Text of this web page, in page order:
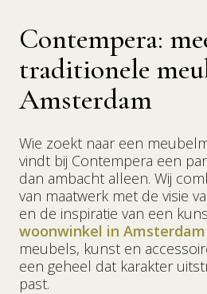
Contempera:
traditionele
Amsterdam
Wie zoekt naar een
vindt bij Contempera een
dan ambacht alleen. Wij
van maatwerk met de visie
en de inspiratie van een
woonwinkel in Amsterdam
meubels, kunst en
een geheel dat karakter
past.